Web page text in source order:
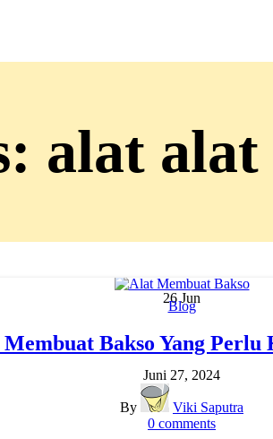
alat
26Jun
Blog
Bakso Yang Perlu
Juni 27, 2024
By
Viki Saputra
0 comments